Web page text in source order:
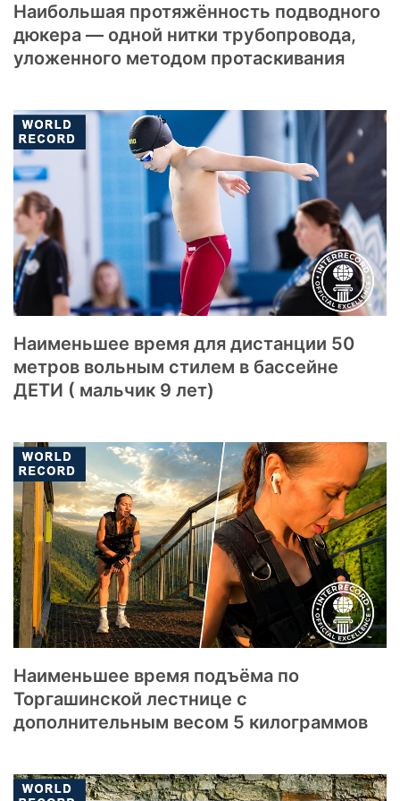
Наибольшая протяжённость подводного
дюкера — одной нитки трубопровода,
уложенного методом протаскивания
Наименьшее время для дистанции 50
метров вольным стилем в бассейне
ДЕТИ ( мальчик 9 лет)
Наименьшее время подъёма по
Торгашинской лестнице с
дополнительным весом 5 килограммов